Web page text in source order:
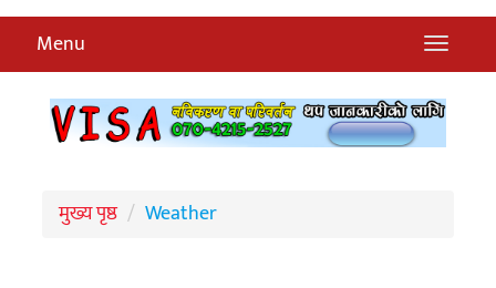
Menu
मुख्य पृष्ठ Weather